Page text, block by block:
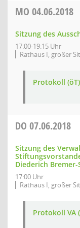
MO 04.06.2018
Sitzung des
17:00-19:15 Uhr
Rathaus I, großer
Protokoll (öT)
DO 07.06.2018
Sitzung des
Diederich
17:00 Uhr
Rathaus I, großer
Protokoll VA